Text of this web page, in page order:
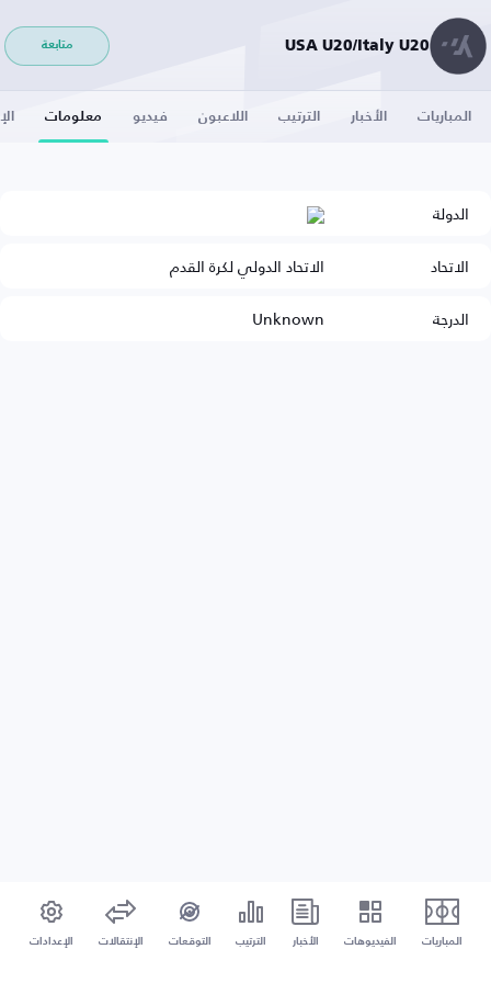
USA U20/Italy U20 متابعة
المباريات الأخبار الترتيب اللاعبون فيديو معلومات
الدولة
الاتحاد
الاتحاد الدولي لكرة القدم
الدرجة
Unknown
المباريات الفيديوهات الأخبار الترتيب التوقعات الإنتقالات الإعدادات